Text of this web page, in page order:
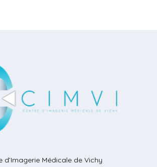
d’Imagerie Médicale de Vichy